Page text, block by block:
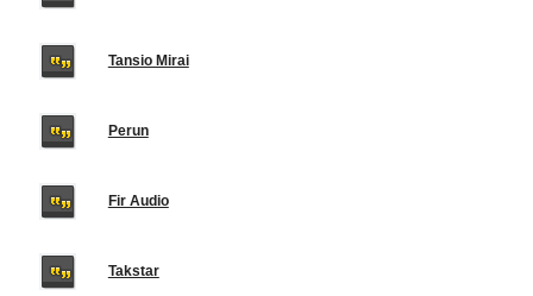
Tansio Mirai
Perun
Fir Audio
Takstar